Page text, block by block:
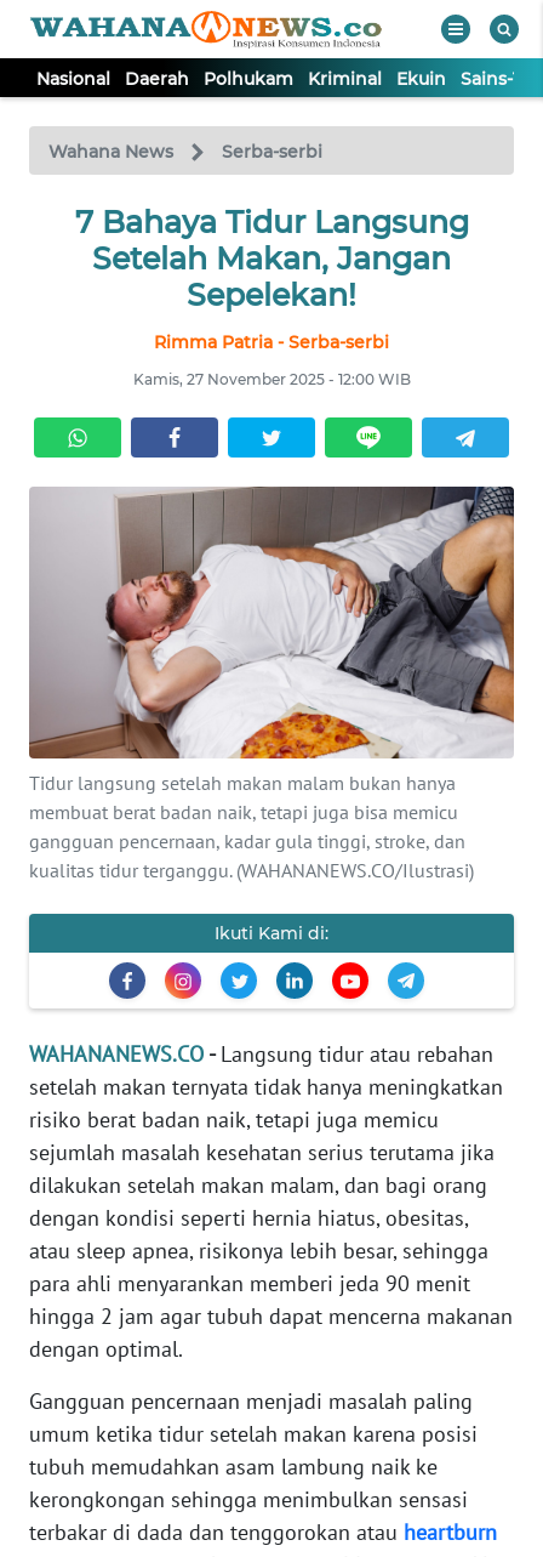
Nasional Daerah Polhukam Kriminal Ekuin Sains-
Wahana News Serba-serbi
7 Bahaya Tidur Langsung
Setelah Makan, Jangan
Sepelekan!
Rimma Patria - Serba-serbi
Kamis, 27 November 2025 - 12:00 WIB
Tidur langsung setelah makan malam bukan hanya
membuat berat badan naik, tetapi juga bisa memicu
gangguan pencernaan, kadar gula tinggi, stroke, dan
kualitas tidur terganggu. (WAHANANEWS.CO/Ilustrasi)
Ikuti Kami di:
WAHANANEWS.CO -Langsung tidur atau rebahan
setelah makan ternyata tidak hanya meningkatkan
risiko berat badan naik, tetapi juga memicu
sejumlah masalah kesehatan serius terutama jika
dilakukan setelah makan malam, dan bagi orang
dengan kondisi seperti hernia hiatus, obesitas,
atau sleep apnea, risikonya lebih besar, sehingga
para ahli menyarankan memberi jeda 90 menit
hingga 2 jam agar tubuh dapat mencerna makanan
dengan optimal.
Gangguan pencernaan menjadi masalah paling
umum ketika tidur setelah makan karena posisi
tubuh memudahkan asam lambung naik ke
kerongkongan sehingga menimbulkan sensasi
terbakar di dada dan tenggorokan atau heartburn
TV
Tutup
NASIONAL
KRIMINAL
EKUIN
SAINS-TEKNO
KESEHATAN
INTERNASIONAL
SERBA-SERBI
Informasi
INDEKS
BERITA
KONTAK
KAMI
INFO
IKLAN
TENTANG
KAMI
PEDOMAN
MEDIA